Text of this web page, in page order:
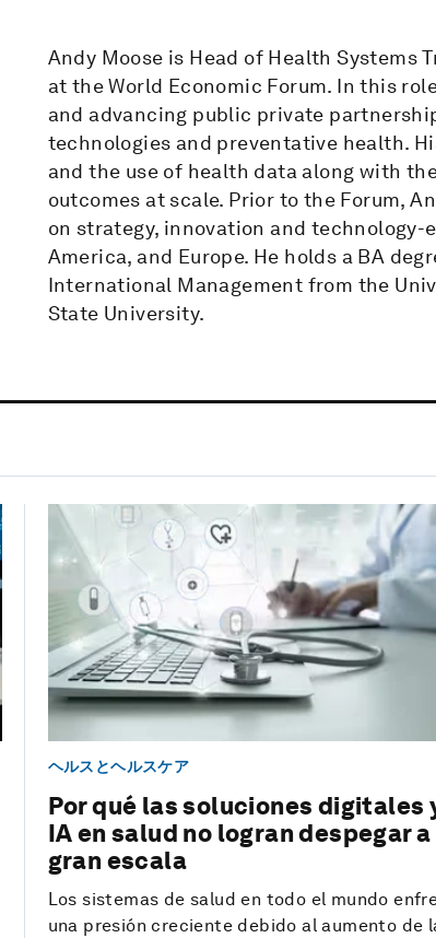
Andy Moose is Head of Health
at the World Economic Forum. In this
and advancing public private
technologies and preventative health.
and the use of health data along with
outcomes at scale. Prior to the Forum,
on strategy, innovation and
America, and Europe. He holds a BA
International Management from the
State University.
ヘルスとヘルスケア
Por qué las soluciones digitales
IA en salud no logran despegar a
gran escala
Los sistemas de salud en todo el mundo
una presión creciente debido al aumento de